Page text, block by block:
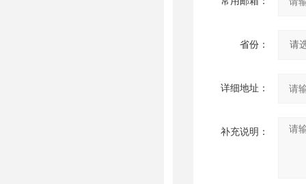
省份：
详细地址：
补充说明：